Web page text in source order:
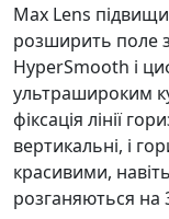
Max Lens
розширить поле
HyperSmooth і
ультрашироким
фіксація лінії
вертикальні, і
красивими,
розганяються на